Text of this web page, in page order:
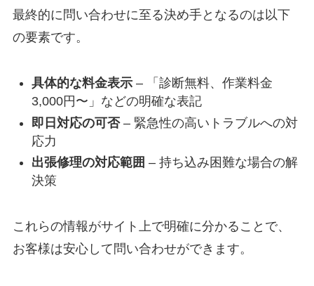
お知らせ
お問い合わせ
最終的に問い合わせに至る決め手となるのは以下
の要素です。
具体的な料金表示– 「診断無料、作業料金
3,000円〜」などの明確な表記
即日対応の可否– 緊急性の高いトラブルへの対
応力
出張修理の対応範囲 – 持ち込み困難な場合の解
決策
これらの情報がサイト上で明確に分かることで、
お客様は安心して問い合わせができます。